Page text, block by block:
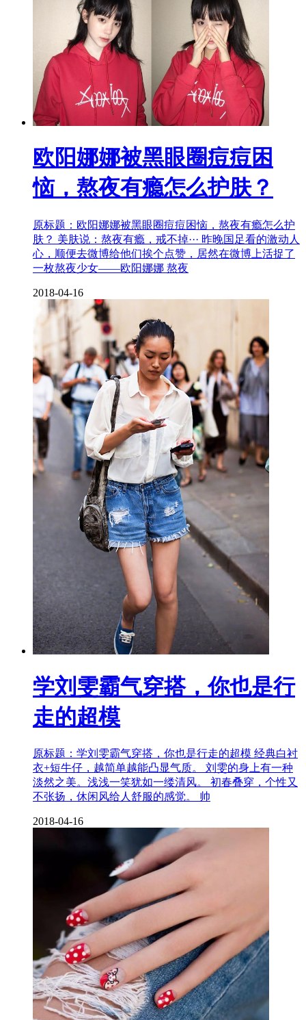
欧阳娜娜被黑眼圈痘痘困
恼，熬夜有瘾怎么护肤？
原标题：欧阳娜娜被黑眼圈痘痘困恼，熬夜有瘾怎么护
肤？ 美肤说：熬夜有瘾，戒不掉··· 昨晚国足看的激动人
心，顺便去微博给他们挨个点赞，居然在微博上活捉了
一枚熬夜少女——欧阳娜娜 熬夜
2018-04-16
学刘雯霸气穿搭，你也是行
走的超模
原标题：学刘雯霸气穿搭，你也是行走的超模 经典白衬
衣+短牛仔，越简单越能凸显气质。 刘雯的身上有一种
淡然之美。浅浅一笑犹如一缕清风。 初春叠穿，个性又
不张扬，休闲风给人舒服的感觉。 帅
2018-04-16